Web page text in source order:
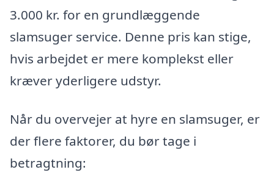
3.000 kr. for en grundlæggende
slamsuger service. Denne pris kan stige,
hvis arbejdet er mere komplekst eller
kræver yderligere udstyr.
Når du overvejer at hyre en slamsuger, er
der flere faktorer, du bør tage i
betragtning: